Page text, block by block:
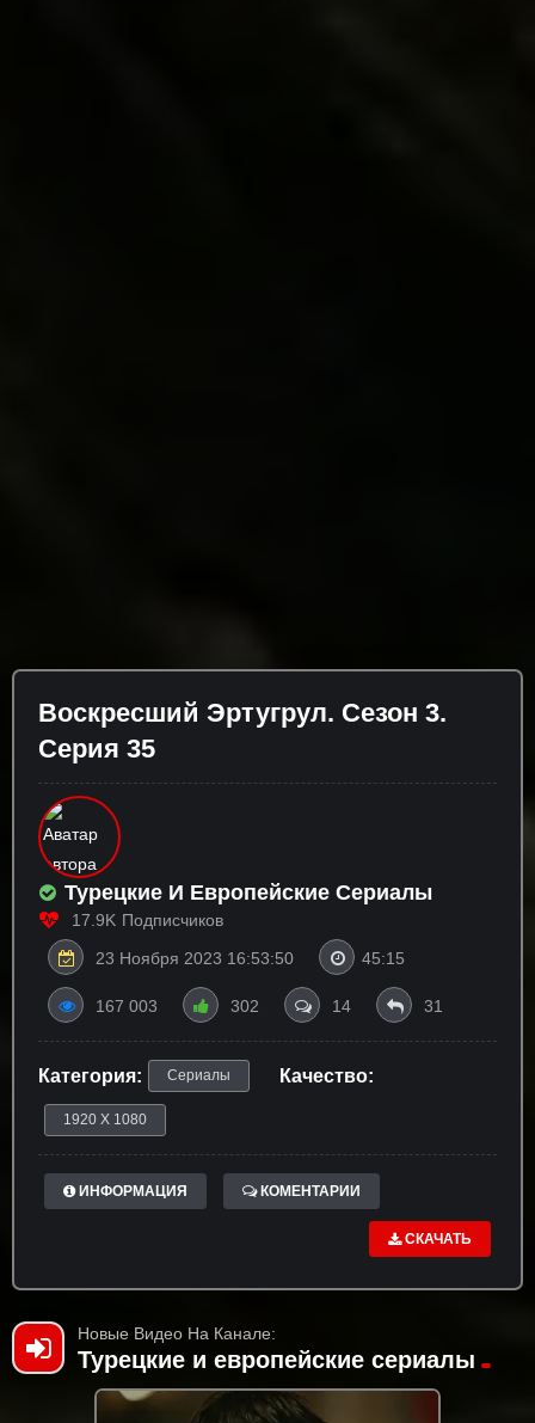
Воскресший Эртугрул. Сезон 3.
Серия 35
Турецкие И Европейские Сериалы
17.9K Подписчиков
23 Ноября 2023 16:53:50
45:15
167 003 302 14 31
Категория: Сериалы Качество:
1920 X 1080
ИНФОРМАЦИЯ КОМЕНТАРИИ
СКАЧАТЬ
Новые Видео На Канале:
Турецкие и европейские сериалы